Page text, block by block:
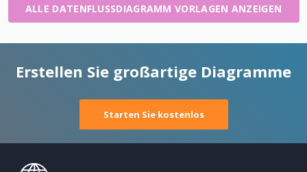
ALLE DATENFLUSSDIAGRAMM VORLAGEN ANZEIGEN
Erstellen Sie großartige Diagramme
Starten Sie kostenlos